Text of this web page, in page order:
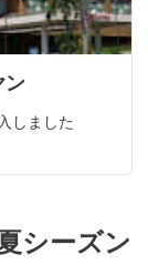
ン
しました
シーズン